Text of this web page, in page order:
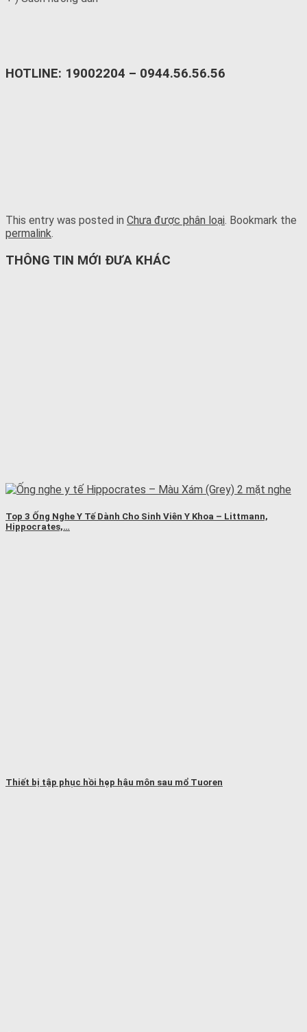
HOTLINE: 19002204 – 0944.56.56.56
This entry was posted in Chưa được phân loại. Bookmark the
permalink.
THÔNG TIN MỚI ĐƯA KHÁC
Top 3 Ống Nghe Y Tế Dành Cho Sinh Viên Y Khoa – Littmann,
Hippocrates,…
Thiết bị tập phục hồi hẹp hậu môn sau mổ Tuoren